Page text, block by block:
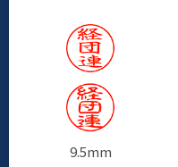
9.5mm